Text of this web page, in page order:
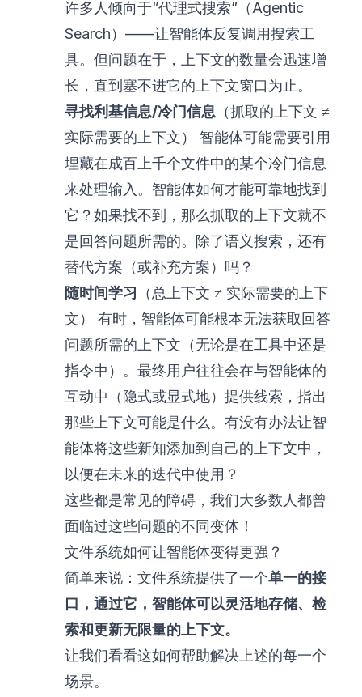
许多人倾向于“代理式搜索”（Agentic
Search）——让智能体反复调用搜索工
具。但问题在于，上下文的数量会迅速增
长，直到塞不进它的上下文窗口为止。
寻找利基信息/冷门信息 （抓取的上下文 ≠
实际需要的上下文） 智能体可能需要引用
埋藏在成百上千个文件中的某个冷门信息
来处理输入。智能体如何才能可靠地找到
它？如果找不到，那么抓取的上下文就不
是回答问题所需的。除了语义搜索，还有
替代方案（或补充方案）吗？
随时间学习 （总上下文 ≠ 实际需要的上下
文） 有时，智能体可能根本无法获取回答
问题所需的上下文（无论是在工具中还是
指令中）。最终用户往往会在与智能体的
互动中（隐式或显式地）提供线索，指出
那些上下文可能是什么。有没有办法让智
能体将这些新知添加到自己的上下文中，
以便在未来的迭代中使用？
这些都是常见的障碍，我们大多数人都曾
面临过这些问题的不同变体！
文件系统如何让智能体变得更强？
简单来说：文件系统提供了一个单一的接
口，通过它，智能体可以灵活地存储、检
索和更新无限量的上下文。
让我们看看这如何帮助解决上述的每一个
场景。